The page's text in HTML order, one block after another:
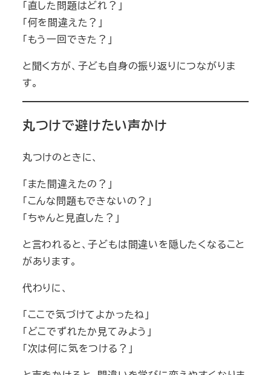
「直した問題はどれ？」
「何を間違えた？」
「もう一回できた？」
と聞く方が、子ども自身の振り返りにつながりま
す。
丸つけで避けたい声かけ
丸つけのときに、
「また間違えたの？」
「こんな問題もできないの？」
「ちゃんと見直した？」
と言われると、子どもは間違いを隠したくなること
があります。
代わりに、
「ここで気づけてよかったね」
「どこでずれたか見てみよう」
「次は何に気をつける？」